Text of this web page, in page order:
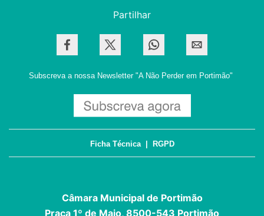
Partilhar
Subscreva a nossa Newsletter "A Não Perder em Portimão"
Ficha Técnica| RGPD
Câmara Municipal de Portimão
Praça 1º de Maio, 8500-543 Portimão